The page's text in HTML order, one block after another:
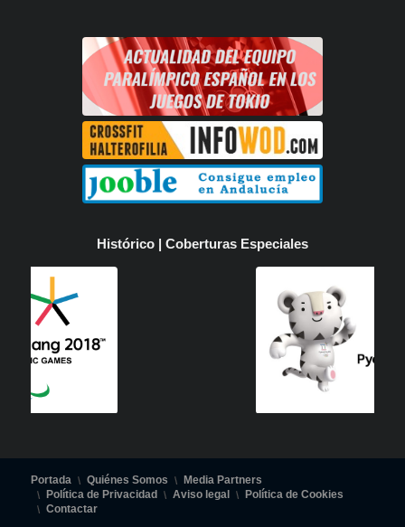
Histórico | Coberturas Especiales
Portada Quiénes Somos
Media Partners
Política de Privacidad
Aviso legal
Política de Cookies
Contactar